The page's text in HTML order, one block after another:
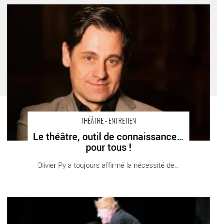
THÉÂTRE - ENTRETIEN
Le théâtre, outil de connaissance…
pour tous !
Olivier Py a toujours affirmé la nécessité de [...]
Le théâtre, outil de connaissance… pour tous ! - Critique sortie
Théâtre Paris Théâtre de la Ville
Festival de la Rhénanie du Nord-Westphalie - Critique sortie